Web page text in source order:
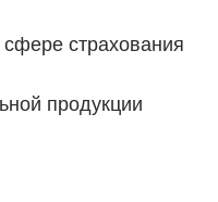
страхования
продукции